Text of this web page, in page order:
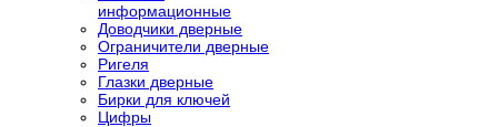
информационные
Доводчики дверные
Ограничители дверные
Ригеля
Глазки дверные
Бирки для ключей
Цифры